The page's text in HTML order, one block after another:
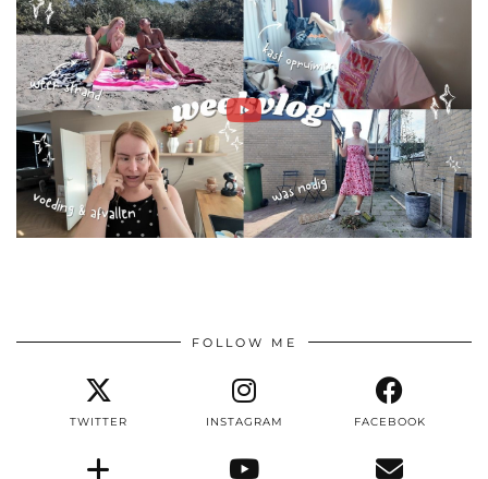
FOLLOW ME
TWITTER INSTAGRAM FACEBOOK